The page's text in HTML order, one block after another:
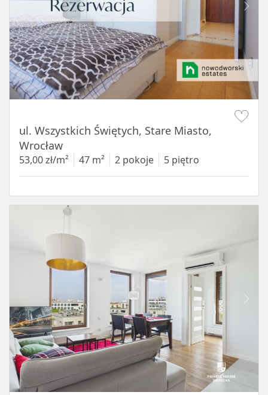
ul. Wszystkich Świętych, Stare Miasto,
Wrocław
53,00 zł/m² 47 m² 2 pokoje 5 piętro